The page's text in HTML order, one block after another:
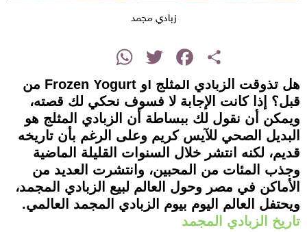
زبادي مجمد
Share
Facebook
Twitter
WhatsApp
هل تذوقت الزبادي المثلج أو Frozen Yogurt من
قبل؟ إذا كانت الإجابة لا فسوف نحكي لك قصته،
ويمكن أن نقول لك ببساطة أن الزبادي المثلج هو
البديل الصحي للآيس كريم وعلى الرغم بأن تاريخه
قديم، لكنه انتشر خلال السنوات القليلة الماضية
وجذب المئات من المحبين، وانتشرت العديد من
الأماكن في مصر وحول العالم لبيع الزبادي المجمد،
ويحتفل العالم اليوم بيوم الزبادي المجمد العالمي.
تاريخ الزبادي المجمد